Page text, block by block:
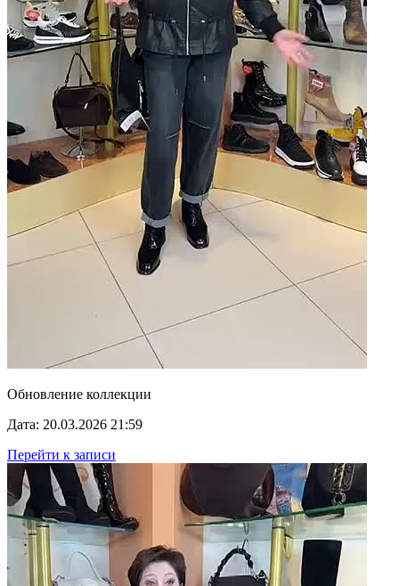
Обновление коллекции
Дата: 20.03.2026 21:59
Перейти к записи